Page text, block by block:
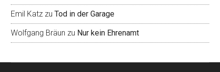
Emil Katz zuTod in der Garage
Wolfgang Bräun zu Nur kein Ehrenamt